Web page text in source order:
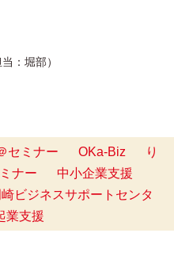
：堀部）
セミナー OKa-Biz
り
ナー
中小企業支援
崎ビジネスサポートセンタ
業支援